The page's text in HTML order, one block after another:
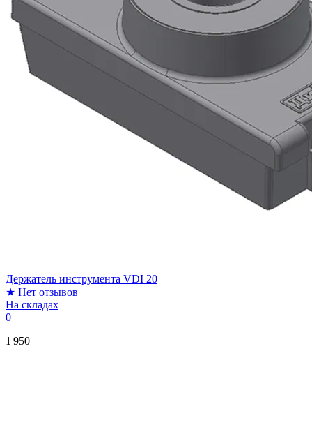
Держатель инструмента VDI 20
★ Нет отзывов
На складах
0
1 950